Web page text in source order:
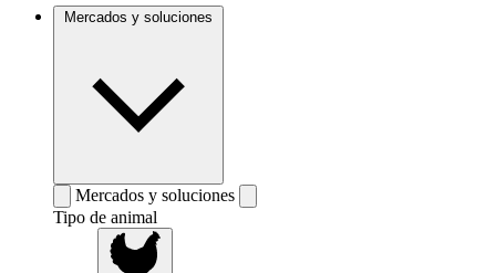
Mercados y soluciones
Mercados y soluciones
Tipo de animal